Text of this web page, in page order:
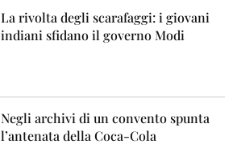
La rivolta degli scarafaggi: i giovani
indiani sfidano il governo Modi
Negli archivi di un convento spunta
l’antenata della Coca-Cola